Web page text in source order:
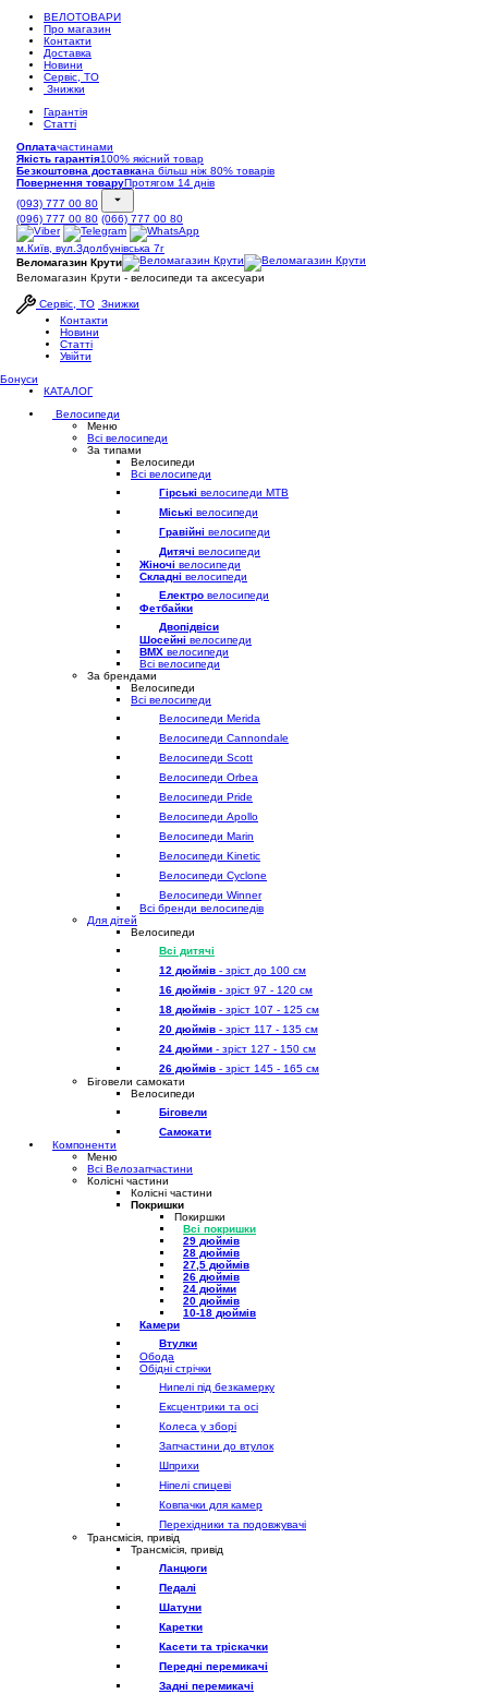
ВЕЛОТОВАРИ
Про магазин
Контакти
Доставка
Новини
Сервіс, ТО
Знижки
Гарантія
Статті
Оплатачастинами
Якість гарантія100% якісний товар
Безкоштовна доставкана більш ніж 80% товарів
Повернення товаруПротягом 14 днів
(093) 777 00 80
(096) 777 00 80 (066) 777 00 80
м.Київ, вул.Здолбунівська 7г
Веломагазин Крути
Веломагазин Крути - велосипеди та аксесуари
Сервіс, ТО Знижки
Контакти
Новини
Статті
Увійти
Бонуси
КАТАЛОГ
Велосипеди
Меню
Всі велосипеди
За типами
Велосипеди
Всі велосипеди
Гірські велосипеди MTB
Міські велосипеди
Гравійні велосипеди
Дитячі велосипеди
Жіночі велосипеди
Складні велосипеди
Електро велосипеди
Фетбайки
Двопідвіси
Шосейні велосипеди
BMX велосипеди
Всі велосипеди
За брендами
Велосипеди
Всі велосипеди
Велосипеди Merida
Велосипеди Cannondale
Велосипеди Scott
Велосипеди Orbea
Велосипеди Pride
Велосипеди Apollo
Велосипеди Marin
Велосипеди Kinetic
Велосипеди Cyclone
Велосипеди Winner
Всі бренди велосипедів
Для дітей
Велосипеди
Всі дитячі
12 дюймів - зріст до 100 см
16 дюймів - зріст 97 - 120 см
18 дюймів - зріст 107 - 125 см
20 дюймів - зріст 117 - 135 см
24 дюйми - зріст 127 - 150 см
26 дюймів - зріст 145 - 165 см
Біговели самокати
Велосипеди
Біговели
Самокати
Компоненти
Меню
Всі Велозапчастини
Колісні частини
Колісні частини
Покришки
Покиршки
Всі покришки
29 дюймів
28 дюймів
27,5 дюймів
26 дюймів
24 дюйми
20 дюймів
10-18 дюймів
Камери
Втулки
Обода
Обідні стрічки
Нипелі під безкамерку
Ексцентрики та осі
Колеса у зборі
Запчастини до втулок
Шприхи
Ніпелі спицеві
Ковпачки для камер
Перехідники та подовжувачі
Трансмісія, привід
Трансмісія, привід
Ланцюги
Педалі
Шатуни
Каретки
Касети та тріскачки
Передні перемикачі
Задні перемикачі